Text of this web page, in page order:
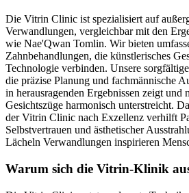
Die Vitrin Clinic ist spezialisiert auf
Verwandlungen, vergleichbar mit den
wie Nae'Qwan Tomlin. Wir bieten
Zahnbehandlungen, die künstlerisches
Technologie verbinden. Unsere
die präzise Planung und fachmännische
in herausragenden Ergebnissen zeigt und
Gesichtszüge harmonisch unterstreicht.
der Vitrin Clinic nach Exzellenz verhilft
Selbstvertrauen und ästhetischer
Lächeln Verwandlungen inspirieren
Warum sich die Vitrin-Klinik